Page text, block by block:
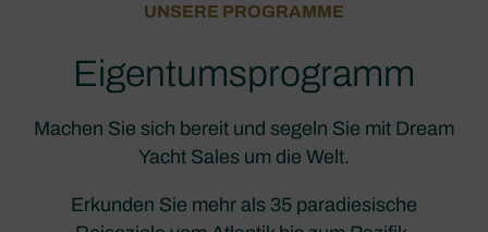
UNSERE PROGRAMME
Eigentumsprogramm
Machen Sie sich bereit und segeln Sie mit Dream
Yacht Sales um die Welt.
Erkunden Sie mehr als 35 paradiesische